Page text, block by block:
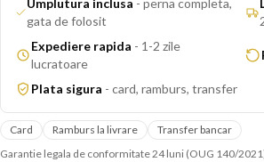
Umplutura inclusa -perna completa,
gata de folosit
Expediere rapida - 1-2 zile
lucratoare
Plata sigura - card, ramburs, transfer
Card Ramburs la livrare
Transfer bancar
Garantie legala de conformitate 24 luni (OUG 140/